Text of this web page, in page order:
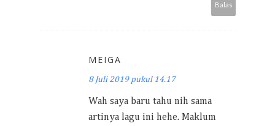
Balas
MEIGA
8 Juli 2019 pukul 14.17
Wah saya baru tahu nih sama
artinya lagu ini hehe. Maklum